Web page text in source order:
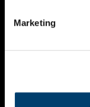
Marketing
VIDEO’S
CONTACT